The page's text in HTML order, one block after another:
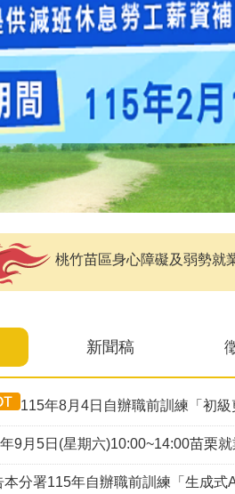
桃竹苗區身心障礙及弱勢就
新聞稿
115年8月4日自辦職前訓練「初級剪燙染
9月5日(星期六)10:00~14:00苗栗
署115年自辦職前訓練「生成式AI工具應用實務班(ChatGPT、Gemini、